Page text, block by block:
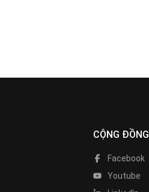
CỘNG ĐỒNG
Facebook
Youtube